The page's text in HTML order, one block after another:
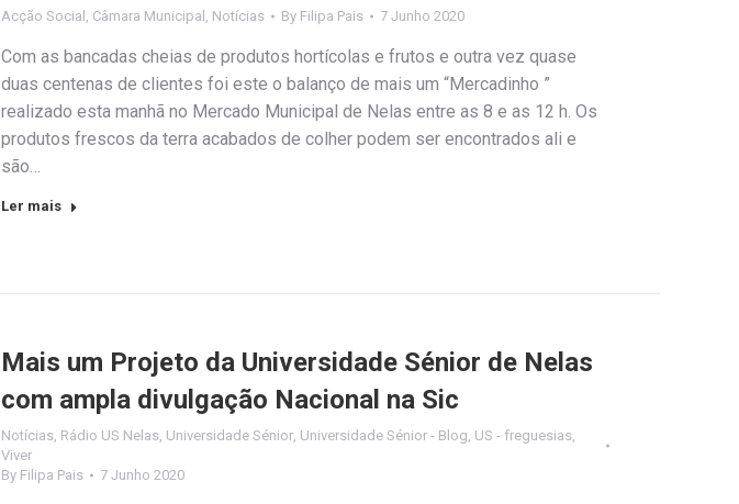
Acção Social Câmara Municipal Notícias By Filipa Pais 7 Junho 2020
Com as bancadas cheias de produtos hortícolas e frutos e outra vez quase
duas centenas de clientes foi este o balanço de mais um “Mercadinho ”
realizado esta manhã no Mercado Municipal de Nelas entre as 8 e as 12 h. Os
produtos frescos da terra acabados de colher podem ser encontrados ali e
são…
Ler mais
Mais um Projeto da Universidade Sénior de Nelas
com ampla divulgação Nacional na Sic
Notícias, Rádio US Nelas, Universidade Sénior, Universidade Sénior - Blog, US - freguesias,
Viver
By Filipa Pais 7 Junho 2020